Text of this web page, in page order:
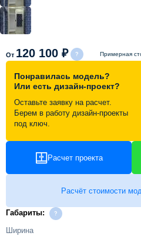
Акции и скидки
Портфолио
Статьи
Контакты
От 120 100 ₽ Примерная
Понравилась модель?
Или есть дизайн-проект?
Оставьте заявку на расчет.
Берем в работу дизайн-проекты
под ключ.
Расчет проекта
Расчёт стоимости
Габариты:
Ширина